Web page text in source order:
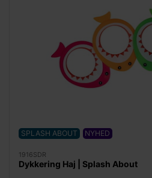
SPLASH ABOUT NYHED
1916SDR
Dykkering Haj | Splash About